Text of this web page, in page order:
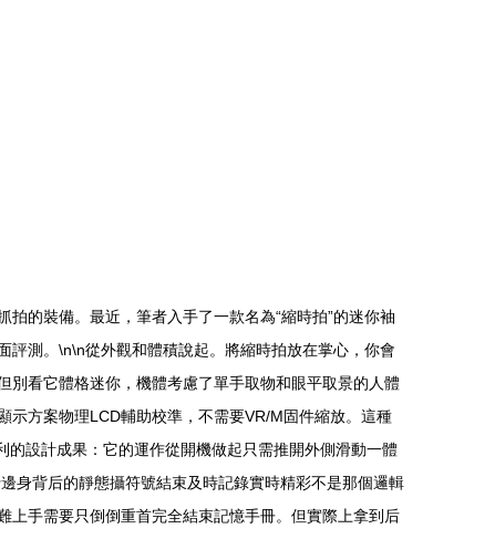
的裝備。最近，筆者入手了一款名為“縮時拍”的迷你袖
測。\n\n從外觀和體積說起。將縮時拍放在掌心，你會
看它體格迷你，機體考慮了單手取物和眼平取景的人體
示方案物理LCD輔助校準，不需要VR/M固件縮放。這種
設計成果：它的運作從開機做起只需推開外側滑動一體
身背后的靜態攝符號結束及時記錄實時精彩不是那個邏輯
手需要只倒倒重首完全結束記憶手冊。但實際上拿到后